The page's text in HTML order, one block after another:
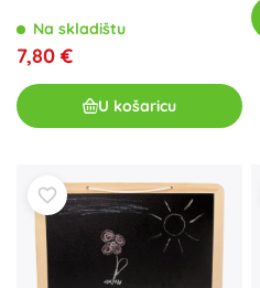
Na skladištu
7,80 €
U košaricu